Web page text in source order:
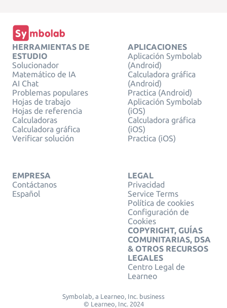
HERRAMIENTAS DE
ESTUDIO
Solucionador
Matemático de IA
AI Chat
Problemas populares
Hojas de trabajo
Hojas de referencia
Calculadoras
Calculadora gráfica
Verificar solución
APLICACIONES
Aplicación Symbolab
(Android)
Calculadora gráfica
(Android)
Practica (Android)
Aplicación Symbolab
(iOS)
Calculadora gráfica
(iOS)
Practica (iOS)
EMPRESA
Contáctanos
Español
LEGAL
Privacidad
Service Terms
Política de cookies
Configuración de
Cookies
COPYRIGHT, GUÍAS
COMUNITARIAS, DSA
& OTROS RECURSOS
LEGALES
Centro Legal de
Learneo
Symbolab, a Learneo, Inc. business
© Learneo, Inc. 2024